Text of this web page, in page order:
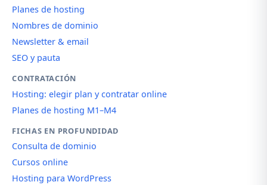
Planes de hosting
Nombres de dominio
Newsletter & email
SEO y pauta
CONTRATACIÓN
Hosting: elegir plan y contratar online
Planes de hosting M1–M4
FICHAS EN PROFUNDIDAD
Consulta de dominio
Cursos online
Hosting para WordPress